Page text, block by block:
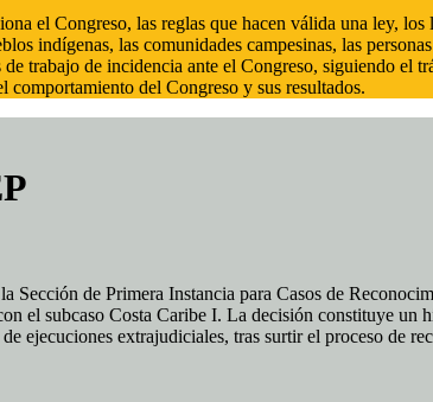
el Congreso, las reglas que hacen válida una ley,
indígenas, las comunidades campesinas, las
de trabajo de incidencia ante el Congreso, siguiendo
comportamiento del Congreso y sus resultados.
Sección de Primera Instancia para Casos de
el subcaso Costa Caribe I. La decisión constituye
ejecuciones extrajudiciales, tras surtir el proceso de